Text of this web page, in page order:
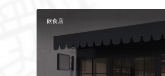
飲食店